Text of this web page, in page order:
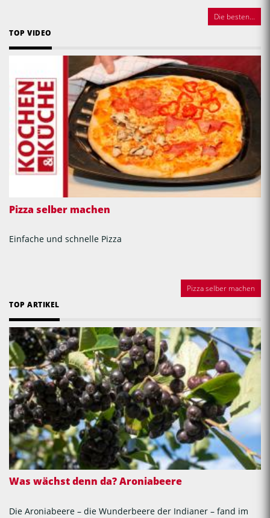
Die besten...
TOP VIDEO
Pizza selber machen
Einfache und schnelle Pizza
Pizza selber machen
TOP ARTIKEL
Was wächst denn da? Aroniabeere
Die Aroniabeere – die Wunderbeere der Indianer – fand im